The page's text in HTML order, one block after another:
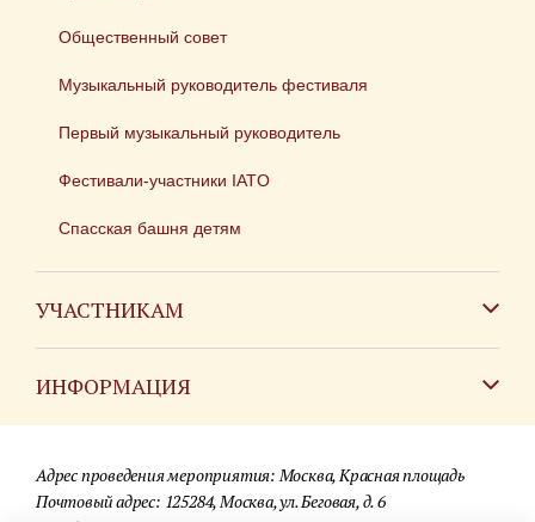
Общественный совет
Музыкальный руководитель фестиваля
Первый музыкальный руководитель
Фестивали-участники IATO
Спасская башня детям
УЧАСТНИКАМ
ИНФОРМАЦИЯ
Для СМИ
Адрес проведения мероприятия: Москва, Красная площадь
Почтовый адрес: 125284, Москва, ул. Беговая, д. 6